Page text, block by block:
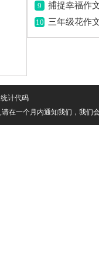
9 捕捉幸福作
10 三年级花作
统计代码
在一个月内通知我们，我们会